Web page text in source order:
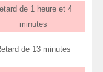
de 1 heure et 4
minutes
de 13 minutes